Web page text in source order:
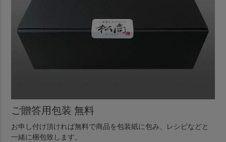
ご贈答用包装 無料
お申し付け頂ければ無料で商品を包装紙に包み、レシピなどと
一緒に梱包致します。